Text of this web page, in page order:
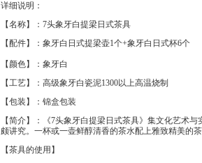
详细说明：
【名称】： 7头象牙白提梁日式茶具
【配件】：象牙白日式提梁壶1个+象牙白日式杯6个
【颜色】：象牙白
【工艺】：高级象牙白瓷泥1300以上高温烧制
【包装】：锦盒包装
【简介】：《7头象牙白提梁日式茶具》集文化艺术与
颇讲究。一杯或一壶鲜醇清香的茶水配上雅致精美的
【茶具的使用】